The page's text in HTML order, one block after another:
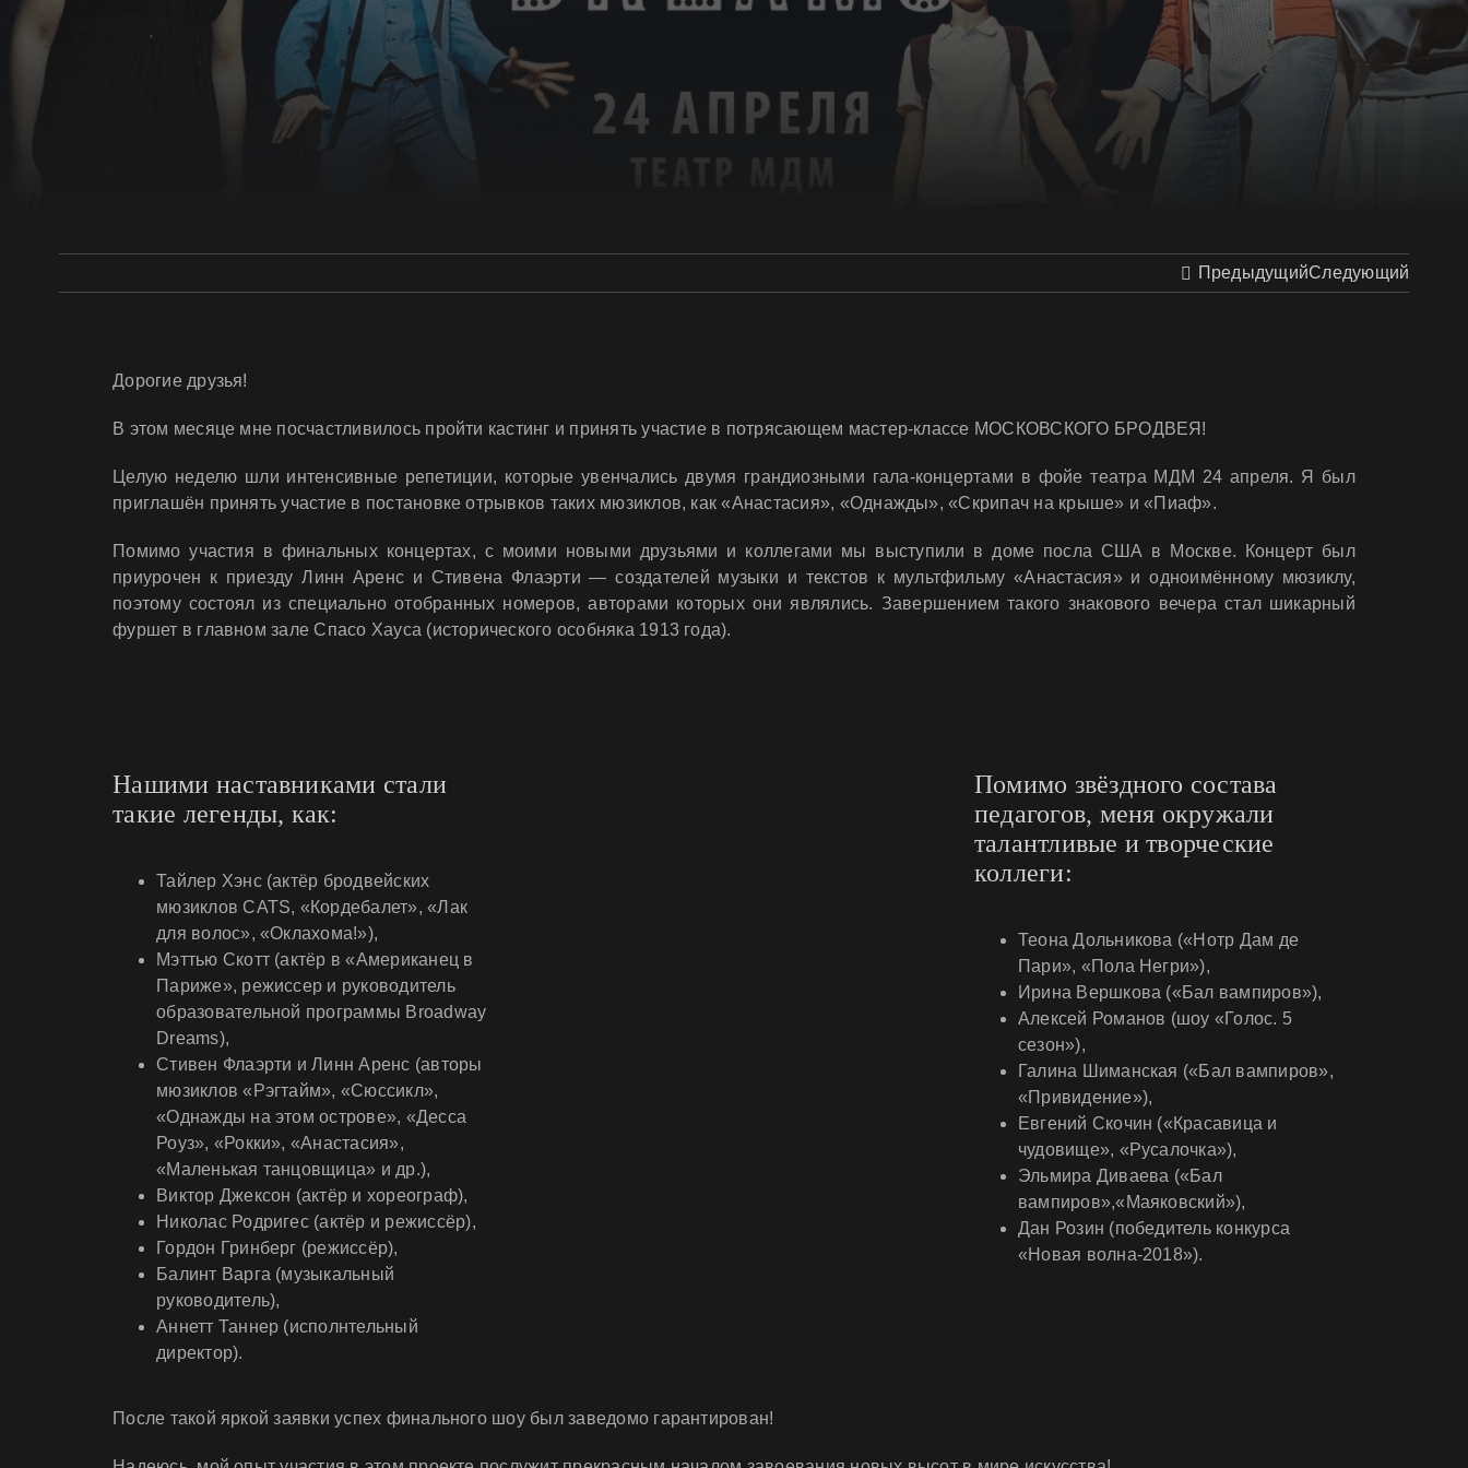
ПредыдущийСледующий
Дорогие друзья!
В этом месяце мне посчастливилось пройти кастинг и принять участие в потрясающем мастер-классе МОСКОВСКОГО БРОДВЕЯ!
Целую неделю шли интенсивные репетиции, которые увенчались двумя грандиозными гала-концертами в фойе театра МДМ 24 апреля. Я был
приглашён принять участие в постановке отрывков таких мюзиклов, как «Анастасия», «Однажды», «Скрипач на крыше» и «Пиаф».
Помимо участия в финальных концертах, с моими новыми друзьями и коллегами мы выступили в доме посла США в Москве. Концерт был
приурочен к приезду Линн Аренс и Стивена Флаэрти — создателей музыки и текстов к мультфильму «Анастасия» и одноимённому мюзиклу,
поэтому состоял из специально отобранных номеров, авторами которых они являлись. Завершением такого знакового вечера стал шикарный
фуршет в главном зале Спасо Хауса (исторического особняка 1913 года).
Нашими наставниками стали
такие легенды, как:
Тайлер Хэнс (актёр бродвейских
мюзиклов CATS, «Кордебалет», «Лак
для волос», «Оклахома!»),
Мэттью Скотт (актёр в «Американец в
Париже», режиссер и руководитель
образовательной программы Broadway
Dreams),
Стивен Флаэрти и Линн Аренс (авторы
мюзиклов «Рэгтайм», «Сюссикл»,
«Однажды на этом острове», «Десса
Роуз», «Рокки», «Анастасия»,
«Маленькая танцовщица» и др.),
Виктор Джексон (актёр и хореограф),
Николас Родригес (актёр и режиссёр),
Гордон Гринберг (режиссёр),
Балинт Варга (музыкальный
руководитель),
Аннетт Таннер (исполнтельный
директор).
Помимо звёздного состава
педагогов, меня окружали
талантливые и творческие
коллеги:
Теона Дольникова («Нотр Дам де
Пари», «Пола Негри»),
Ирина Вершкова («Бал вампиров»),
Алексей Романов (шоу «Голос. 5
сезон»),
Галина Шиманская («Бал вампиров»,
«Привидение»),
Евгений Скочин («Красавица и
чудовище», «Русалочка»),
Эльмира Диваева («Бал
вампиров»,«Маяковский»),
Дан Розин (победитель конкурса
«Новая волна-2018»).
После такой яркой заявки успех финального шоу был заведомо гарантирован!